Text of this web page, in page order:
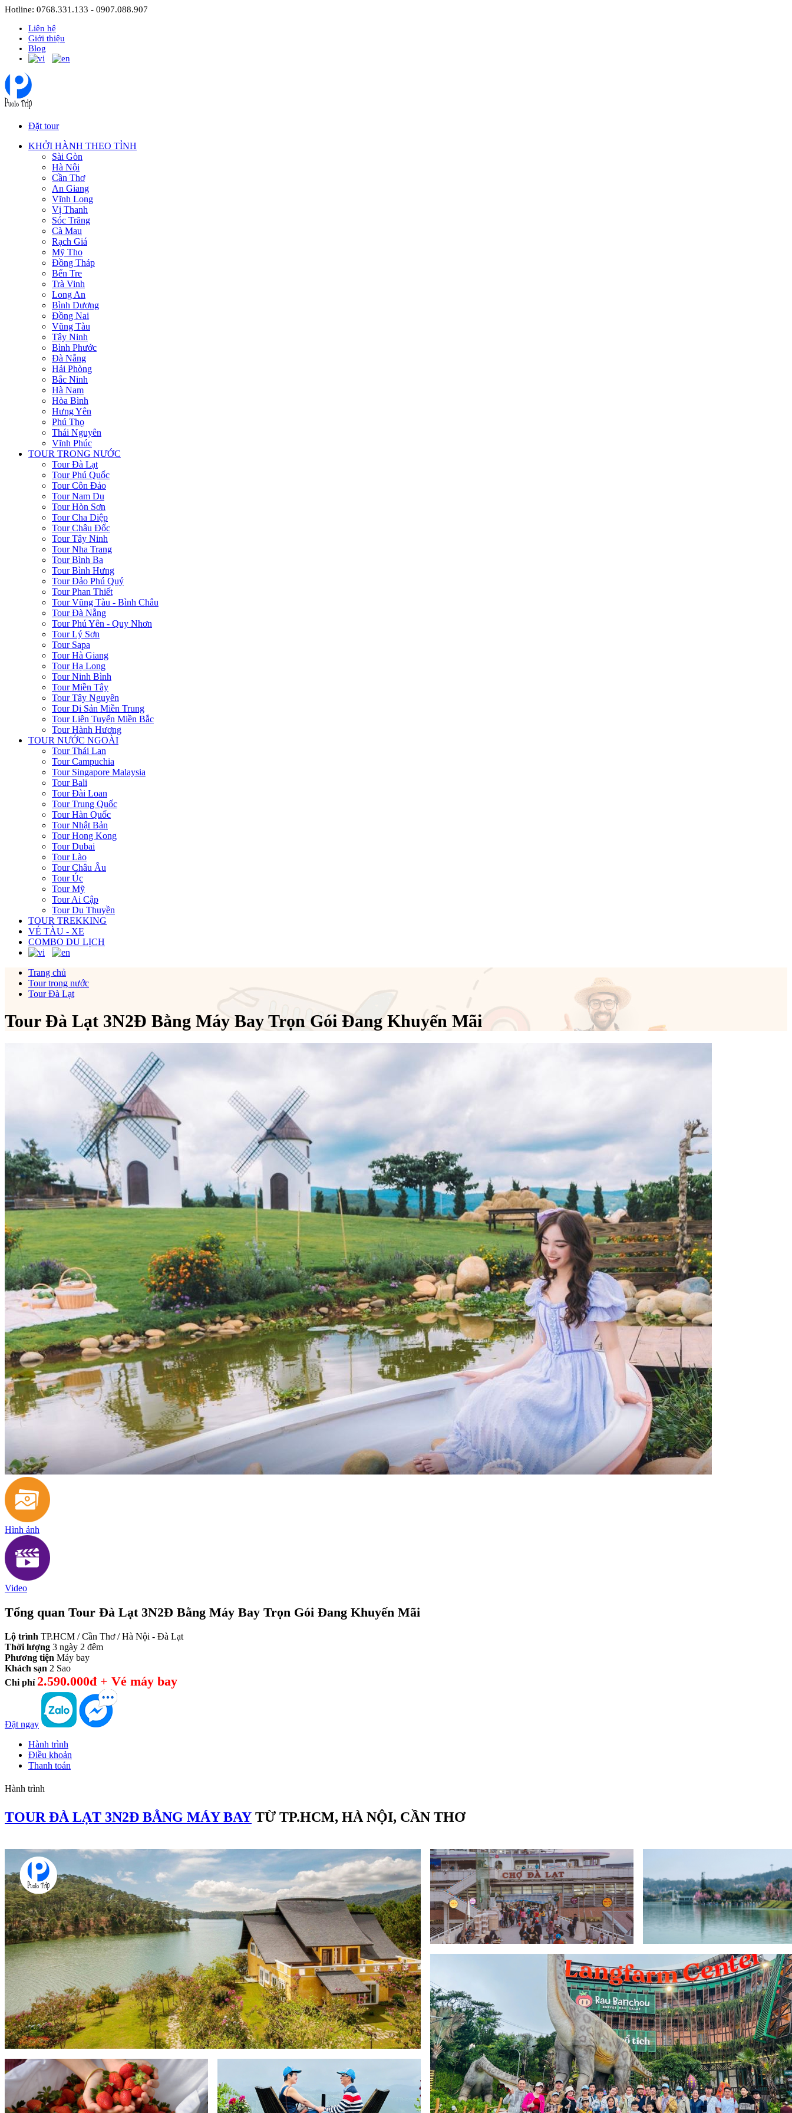
Hotline: 0768.331.133 - 0907.088.907
Liên hệ
Giới thiệu
Blog
Đặt tour
KHỞI HÀNH THEO TỈNH
Sài Gòn
Hà Nội
Cần Thơ
An Giang
Vĩnh Long
Vị Thanh
Sóc Trăng
Cà Mau
Rạch Giá
Mỹ Tho
Đồng Tháp
Bến Tre
Trà Vinh
Long An
Bình Dương
Đồng Nai
Vũng Tàu
Tây Ninh
Bình Phước
Đà Nẵng
Hải Phòng
Bắc Ninh
Hà Nam
Hòa Bình
Hưng Yên
Phú Thọ
Thái Nguyên
Vĩnh Phúc
TOUR TRONG NƯỚC
Tour Đà Lạt
Tour Phú Quốc
Tour Côn Đảo
Tour Nam Du
Tour Hòn Sơn
Tour Cha Diệp
Tour Châu Đốc
Tour Tây Ninh
Tour Nha Trang
Tour Bình Ba
Tour Bình Hưng
Tour Đảo Phú Quý
Tour Phan Thiết
Tour Vũng Tàu - Bình Châu
Tour Đà Nẵng
Tour Phú Yên - Quy Nhơn
Tour Lý Sơn
Tour Sapa
Tour Hà Giang
Tour Hạ Long
Tour Ninh Bình
Tour Miền Tây
Tour Tây Nguyên
Tour Di Sản Miền Trung
Tour Liên Tuyến Miền Bắc
Tour Hành Hương
TOUR NƯỚC NGOÀI
Tour Thái Lan
Tour Campuchia
Tour Singapore Malaysia
Tour Bali
Tour Đài Loan
Tour Trung Quốc
Tour Hàn Quốc
Tour Nhật Bản
Tour Hong Kong
Tour Dubai
Tour Lào
Tour Châu Âu
Tour Úc
Tour Mỹ
Tour Ai Cập
Tour Du Thuyền
TOUR TREKKING
VÉ TÀU - XE
COMBO DU LỊCH
Trang chủ
Tour trong nước
Tour Đà Lạt
Tour Đà Lạt 3N2Đ Bằng Máy Bay Trọn Gói Đang Khuyến Mãi
Hình ảnh
Video
Tổng quan Tour Đà Lạt 3N2Đ Bằng Máy Bay Trọn Gói Đang Khuyến Mãi
Lộ trình TP.HCM / Cần Thơ / Hà Nội - Đà Lạt
Thời lượng 3 ngày 2 đêm
Phương tiện Máy bay
Khách sạn 2 Sao
Chi phí 2.590.000đ + Vé máy bay
Đặt ngay
Hành trình
Điều khoản
Thanh toán
Hành trình
TOUR ĐÀ LẠT 3N2Đ BẰNG MÁY BAY TỪ TP.HCM, HÀ NỘI, CẦN THƠ